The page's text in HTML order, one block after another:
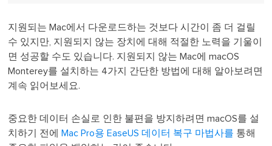
지원되는 Mac에서 다운로드하는 것보다 시간이 좀 더 걸릴
수 있지만, 지원되지 않는 장치에 대해 적절한 노력을 기울이
면 성공할 수도 있습니다. 지원되지 않는 Mac에 macOS
Monterey를 설치하는 4가지 간단한 방법에 대해 알아보려면
계속 읽어보세요.
중요한 데이터 손실로 인한 불편을 방지하려면 macOS를 설
치하기 전에 Mac Pro용 EaseUS 데이터 복구 마법사를 통해